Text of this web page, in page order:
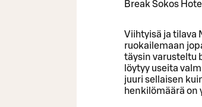
Break Sokos
Viihtyisä ja tilava
ruokailemaan
täysin varusteltu
löytyy useita
juuri sellaisen
henkilömäärä on